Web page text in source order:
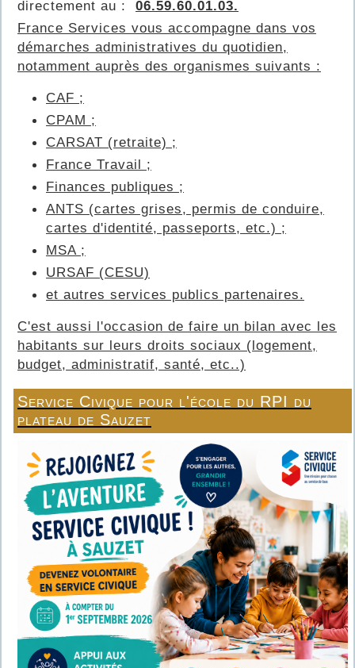
directement au : 06.59.60.01.03.
France Services vous accompagne dans vos
démarches administratives du quotidien,
notamment auprès des organismes suivants :
CAF ;
CPAM ;
CARSAT (retraite) ;
France Travail ;
Finances publiques ;
ANTS (cartes grises, permis de conduire,
cartes d'identité, passeports, etc.) ;
MSA ;
URSAF (CESU)
et autres services publics partenaires.
C'est aussi l'occasion de faire un bilan avec les
habitants sur leurs droits sociaux (logement,
budget, administratif, santé, etc..)
Service Civique pour l'école du RPI du
plateau de Sauzet